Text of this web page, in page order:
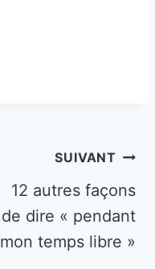
SUIVANT
12 autres façons
de dire « pendant
mon temps libre »